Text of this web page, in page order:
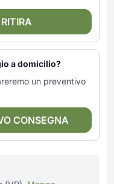
a domicilio?
un preventivo
CONSEGNA